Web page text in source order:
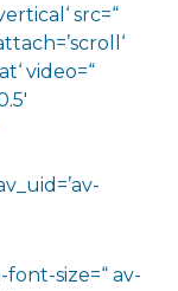
src=“
video=“
font-size=“ av-